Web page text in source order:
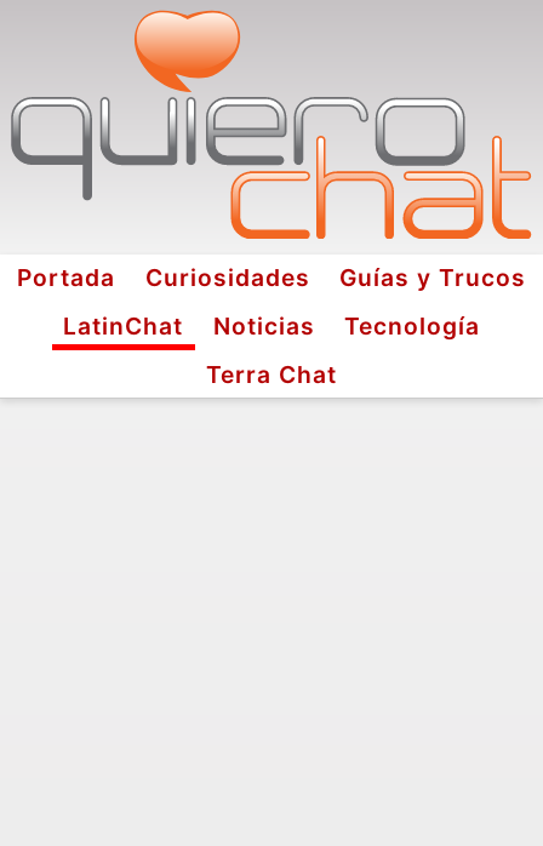
Portada Curiosidades
Guías y Trucos
LatinChat
Noticias
Tecnología
Terra Chat